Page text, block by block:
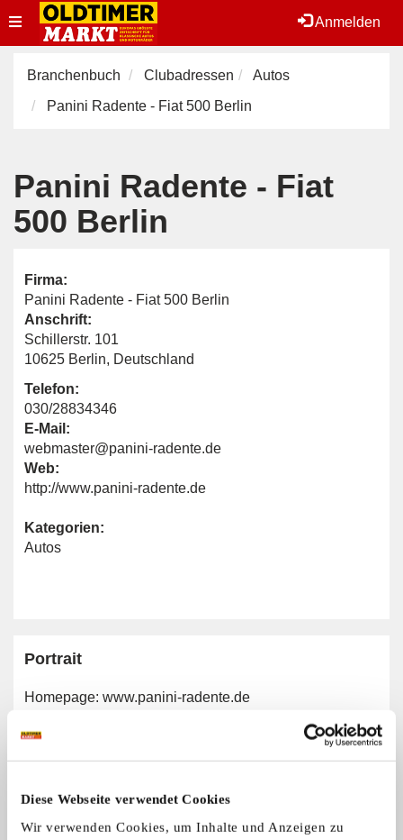
Diese Webseite verwendet Cookies
Wir verwenden Cookies, um Inhalte und Anzeigen zu
Anmelden
Toggle
navigation
Branchenbuch Clubadressen
Autos
Panini Radente - Fiat 500 Berlin
Panini Radente - Fiat
500 Berlin
Firma:
Panini Radente - Fiat 500 Berlin
Anschrift:
Schillerstr. 101
10625 Berlin, Deutschland
Telefon:
030/28834346
E-Mail:
webmaster@panini-radente.de
Web:
http://www.panini-radente.de
Kategorien:
Autos
Portrait
Homepage: www.panini-radente.de
Allgemeine Angaben
Fiat